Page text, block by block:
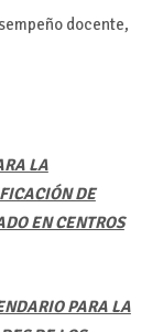
docente,
LA
DE
EN CENTROS
PARA LA